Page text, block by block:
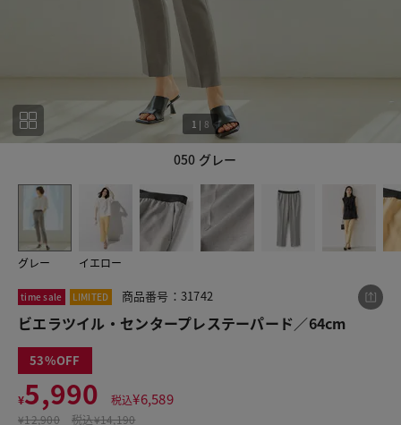
050 グレー
1 | 8
グレー イエロー
time sale LIMITED 商品番号：31742
ビエラツイル・センタープレステーパード／64cm
53
¥5,990 税込¥6,589
¥12,900 税込¥14,190
この商品をシェアする
¥5,990 税込¥6,589